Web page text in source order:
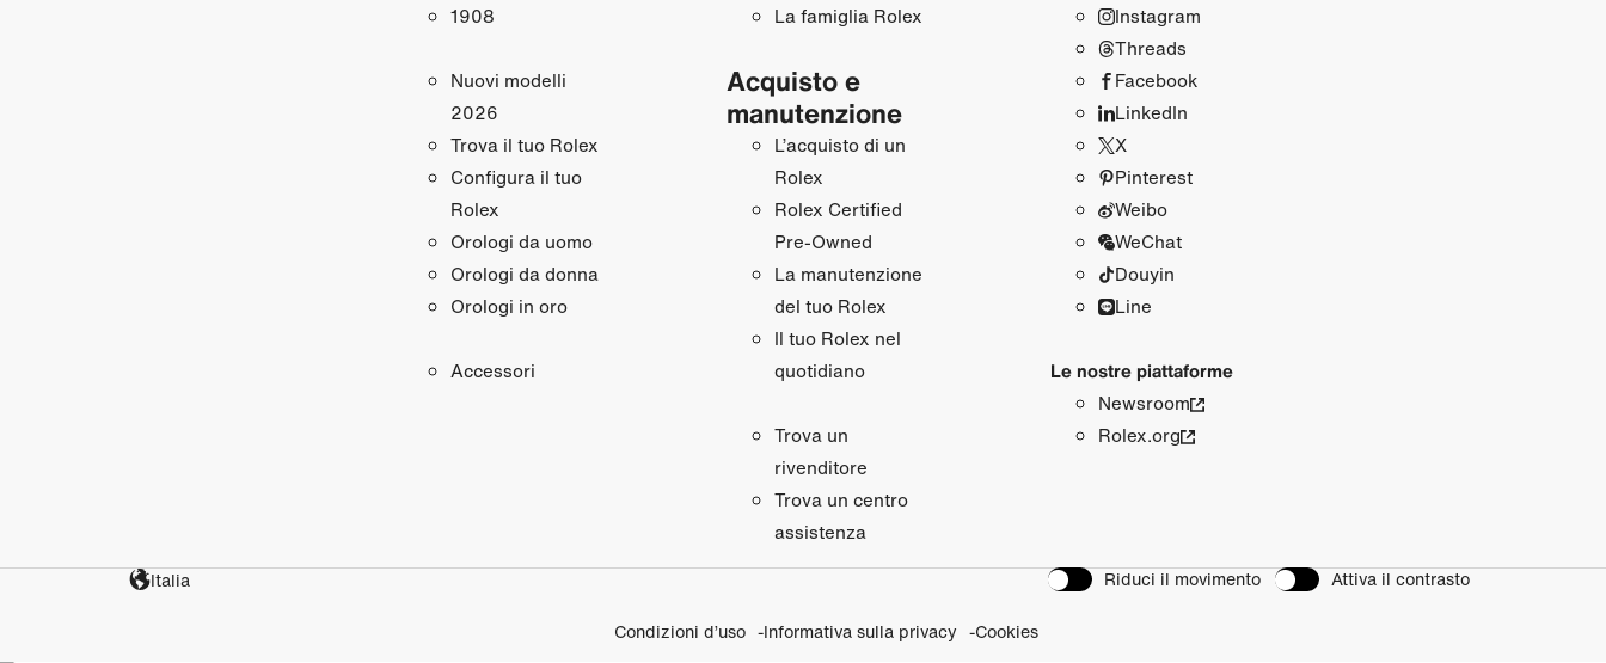
1908
Nuovi modelli
2026
Trova il tuo Rolex
Configura il tuo
Rolex
Orologi da uomo
Orologi da donna
Orologi in oro
Accessori
La famiglia Rolex
Acquisto e
manutenzione
L’acquisto di un
Rolex
Rolex Certified
Pre‑Owned
La manutenzione
del tuo Rolex
Il tuo Rolex nel
quotidiano
Trova un
rivenditore
Trova un centro
assistenza
Instagram
Threads
Facebook
LinkedIn
X
Pinterest
Weibo
WeChat
Douyin
Line
Le nostre piattaforme
Newsroom
Rolex.org
Italia Riduci il movimento Attiva il contrasto
Condizioni d’uso Informativa sulla privacy Cookies